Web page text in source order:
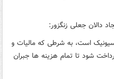
دالان جعلی زنگزور:
سیونیک است، به شرطی که مالیات و
شود تا تمام هزینه ها جبران